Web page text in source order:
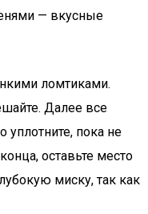
— вкусные
ломтиками.
Далее все
пока не
оставьте место
миску, так как